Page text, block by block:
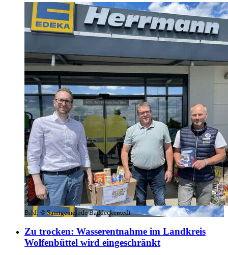
Bild: © Samtgemeinde Baddeckentedt
Zu trocken: Wasserentnahme im Landkreis
Wolfenbüttel wird eingeschränkt